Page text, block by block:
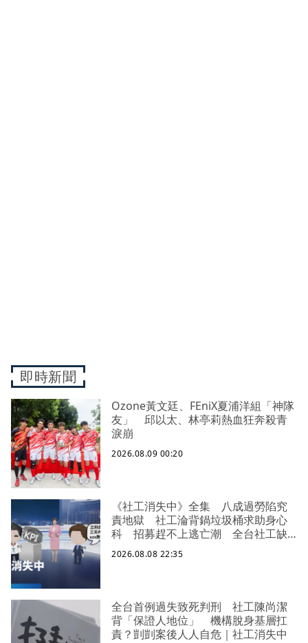
即時新聞
Ozone黃文廷、FEniX夏浦洋組「神隊
友」 邱以太、林亭莉熱血狂奔殺青
淚崩
2026.08.09 00:20
《社工消失中》全集 八成過勞陷究
責地獄 社工淪背鍋垃圾桶求助身心
科 招募趕不上逃亡潮 全台社工缺
口警報 揭薪資回捐黑幕 血汗錢遭
剝削
2026.08.08 22:35
全台首例過失致死判刑 社工陳尚潔
背「保證人地位」 機構脫身基層扛
責？剴剴案後人人自危｜社工消失中